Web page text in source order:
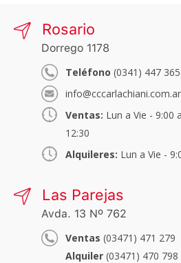
Rosario
Dorrego 1178
Teléfono (0341) 447
info@cccarlachiani.com.ar
Ventas: Lun a Vie - 9:00
12:30
Alquileres: Lun a Vie -
Las Parejas
Avda. 13 Nº 762
Ventas (03471) 471 279
Alquiler (03471) 470 798